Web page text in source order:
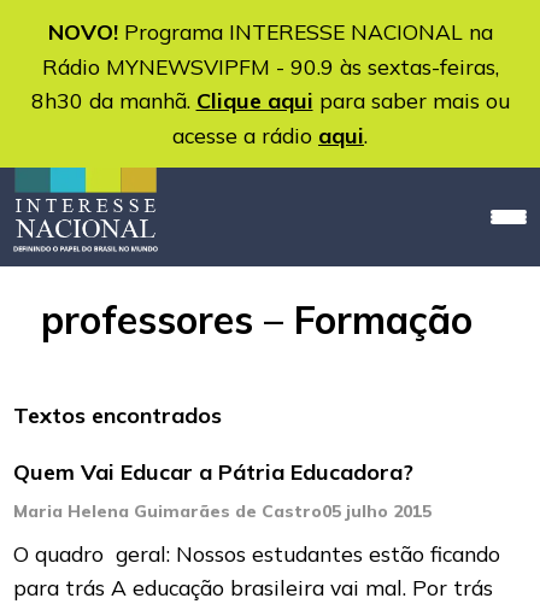
NOVO!Programa INTERESSE NACIONAL na
Rádio MYNEWSVIPFM - 90.9 às sextas-feiras,
8h30 da manhã. Clique aqui para saber mais ou
acesse a rádio aqui.
professores – Formação
Textos encontrados
Quem Vai Educar a Pátria Educadora?
Maria Helena Guimarães de Castro05 julho 2015
O quadro geral: Nossos estudantes estão ficando
para trás A educação brasileira vai mal. Por trás